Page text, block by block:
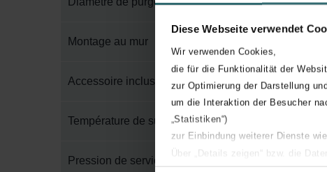
Diese Webseite verwendet
Wir verwenden Cookies,
die für die Funktionalität der
zur Optimierung der Darstellung
um die Interaktion der Besucher
„Statistiken“)
zur Einbindung weiterer Dienste
Über „Details zeigen“ bzw. die
Montage au mur
Accessoire inclus dans l'emballage
Température de surface maximum
Pression de service maximum